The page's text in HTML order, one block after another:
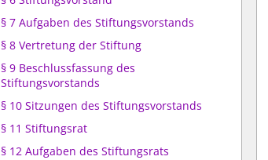
§ 7 Aufgaben des Stiftungsvorstands
§ 8 Vertretung der Stiftung
§ 9 Beschlussfassung des
Stiftungsvorstands
§ 10 Sitzungen des Stiftungsvorstands
§ 11 Stiftungsrat
§ 12 Aufgaben des Stiftungsrats